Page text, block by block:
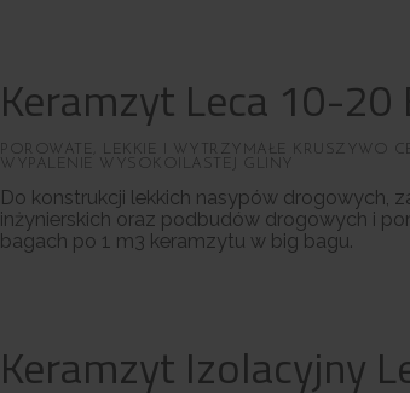
Keramzyt Leca 10-20
POROWATE, LEKKIE I WYTRZYMAŁE KRUSZYWO
WYPALENIE WYSOKOILASTEJ GLINY
Do konstrukcji lekkich nasypów drogowych,
inżynierskich oraz podbudów drogowych i
bagach po 1 m3 keramzytu w big bagu.
Keramzyt Izolacyjny